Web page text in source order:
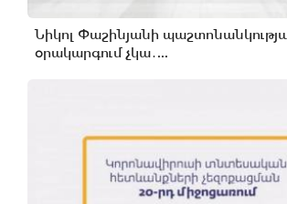
Նիկոլ Փաշինյանի
օրակարգում չկա․...